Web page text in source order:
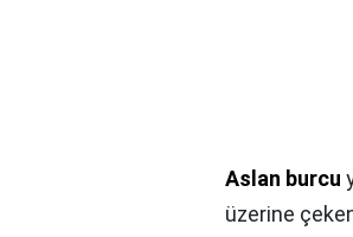
Aslan burcu
üzerine